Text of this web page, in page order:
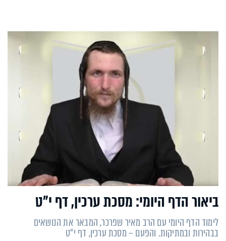
ביאור הדף היומי: מסכת ערכין, דף י"ט
לימוד הדף היומי עם הרב מאיר שפרכר, המבאר את הנושאים
בבהירות ובמתיקות. והפעם – מסכת ערכין, דף י"ט